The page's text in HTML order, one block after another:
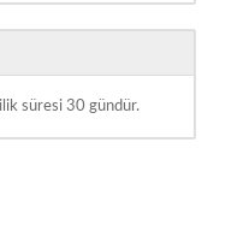
süresi 30 gündür.